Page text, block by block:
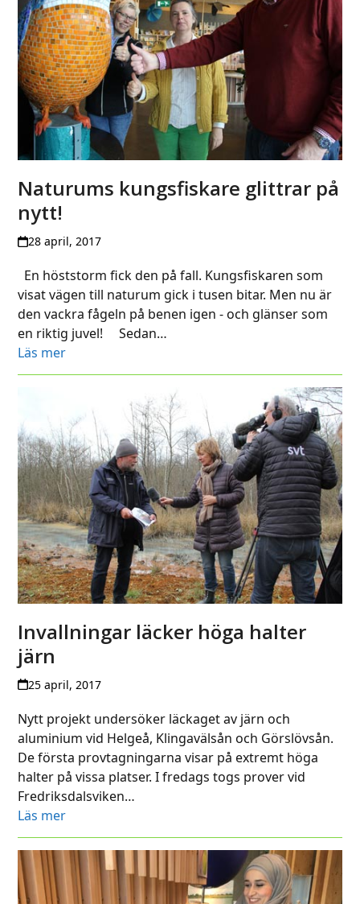
Naturums kungsfiskare glittrar på
nytt!
28 april, 2017
En höststorm fick den på fall. Kungsfiskaren som
visat vägen till naturum gick i tusen bitar. Men nu är
den vackra fågeln på benen igen - och glänser som
en riktig juvel! Sedan…
Läs mer
Invallningar läcker höga halter
järn
25 april, 2017
Nytt projekt undersöker läckaget av järn och
aluminium vid Helgeå, Klingavälsån och Görslövsån.
De första provtagningarna visar på extremt höga
halter på vissa platser. I fredags togs prover vid
Fredriksdalsviken…
Läs mer